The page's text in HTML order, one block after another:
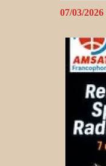
07/03/